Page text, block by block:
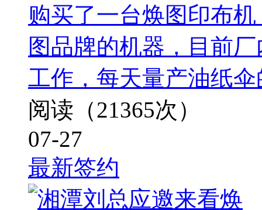
购买了一台焕图印布
图品牌的机器，目前
工作，每天量产油纸
阅读（21365次）
07-27
最新签约